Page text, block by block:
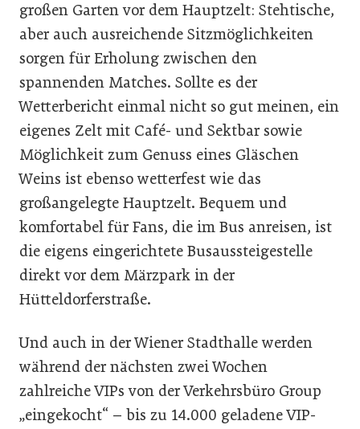
großen Garten vor dem Hauptzelt: Stehtische,
aber auch ausreichende Sitzmöglichkeiten
sorgen für Erholung zwischen den
spannenden Matches. Sollte es der
Wetterbericht einmal nicht so gut meinen, ein
eigenes Zelt mit Café- und Sektbar sowie
Möglichkeit zum Genuss eines Gläschen
Weins ist ebenso wetterfest wie das
großangelegte Hauptzelt. Bequem und
komfortabel für Fans, die im Bus anreisen, ist
die eigens eingerichtete Busaussteigestelle
direkt vor dem Märzpark in der
Hütteldorferstraße.
Und auch in der Wiener Stadthalle werden
während der nächsten zwei Wochen
zahlreiche VIPs von der Verkehrsbüro Group
„eingekocht“ – bis zu 14.000 geladene VIP-